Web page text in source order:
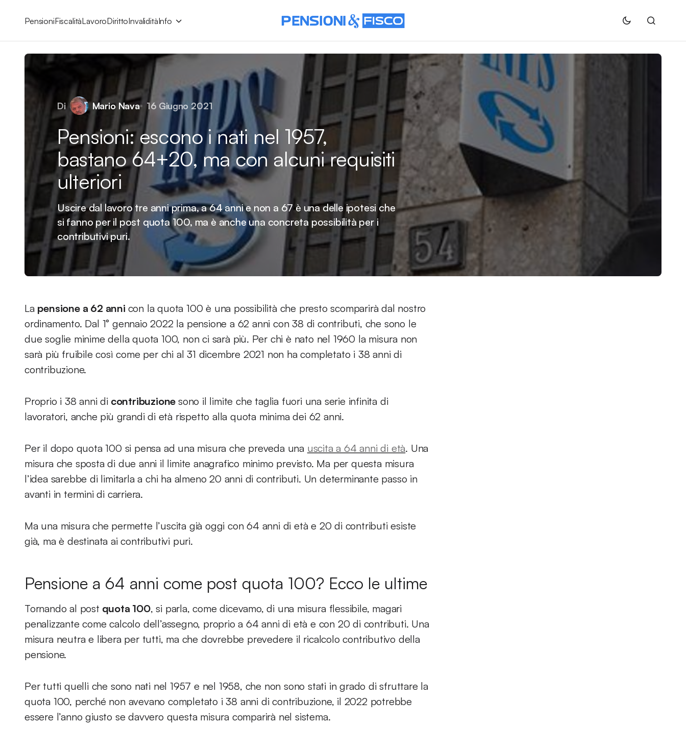
PensioniFiscalitàLavoroDirittoInvaliditàInfo
Di Mario Nava 16 Giugno 2021
Pensioni: escono i nati nel 1957,
bastano 64+20, ma con alcuni requisiti
ulteriori
Uscire dal lavoro tre anni prima, a 64 anni e non a 67 è una delle ipotesi che
si fanno per il post quota 100, ma è anche una concreta possibilità per i
contributivi puri.
La pensione a 62 anni con la quota 100 è una possibilità che presto scomparirà dal nostro
ordinamento. Dal 1° gennaio 2022 la pensione a 62 anni con 38 di contributi, che sono le
due soglie minime della quota 100, non ci sarà più. Per chi è nato nel 1960 la misura non
sarà più fruibile così come per chi al 31 dicembre 2021 non ha completato i 38 anni di
contribuzione.
Proprio i 38 anni di contribuzione sono il limite che taglia fuori una serie infinita di
lavoratori, anche più grandi di età rispetto alla quota minima dei 62 anni.
Per il dopo quota 100 si pensa ad una misura che preveda una uscita a 64 anni di età. Una
misura che sposta di due anni il limite anagrafico minimo previsto. Ma per questa misura
l’idea sarebbe di limitarla a chi ha almeno 20 anni di contributi. Un determinante passo in
avanti in termini di carriera.
Ma una misura che permette l’uscita già oggi con 64 anni di età e 20 di contributi esiste
già, ma è destinata ai contributivi puri.
Pensione a 64 anni come post quota 100? Ecco le ultime
Tornando al post quota 100, si parla, come dicevamo, di una misura flessibile, magari
penalizzante come calcolo dell’assegno, proprio a 64 anni di età e con 20 di contributi. Una
misura neutra e libera per tutti, ma che dovrebbe prevedere il ricalcolo contributivo della
pensione.
Per tutti quelli che sono nati nel 1957 e nel 1958, che non sono stati in grado di sfruttare la
quota 100, perché non avevano completato i 38 anni di contribuzione, il 2022 potrebbe
essere l’anno giusto se davvero questa misura comparirà nel sistema.